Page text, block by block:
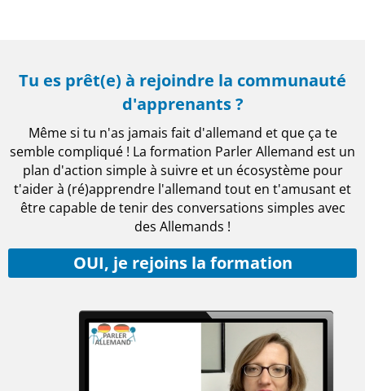
Tu es prêt(e) à rejoindre la communauté
d'apprenants ?
Même si tu n'as jamais fait d'allemand et que ça te
semble compliqué ! La formation Parler Allemand est un
plan d'action simple à suivre et un écosystème pour
t'aider à (ré)apprendre l'allemand tout en t'amusant et
être capable de tenir des conversations simples avec
des Allemands !
OUI, je rejoins la formation